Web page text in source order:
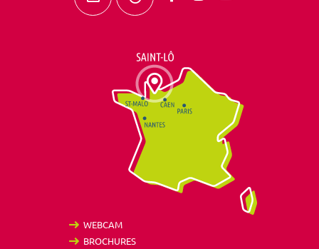
WEBCAM
BROCHURES